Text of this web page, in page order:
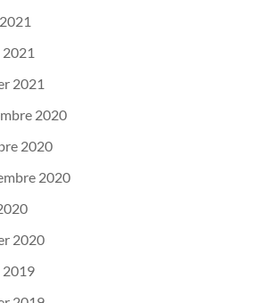
2021
2021
2020
2020
2020
2020
2019